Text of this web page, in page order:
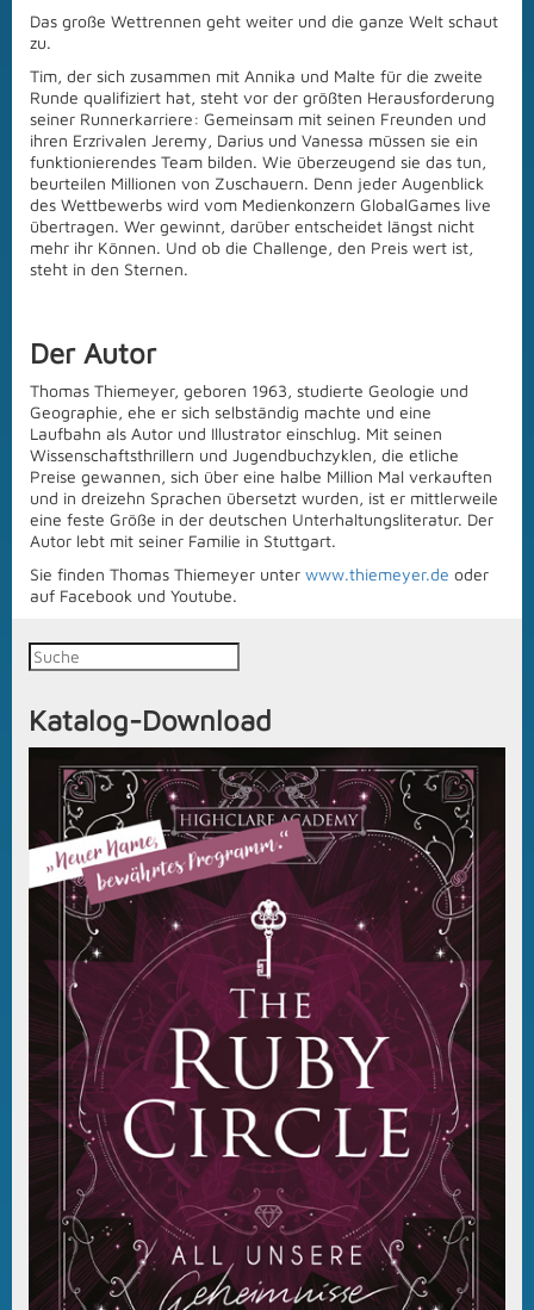
Das große Wettrennen geht weiter und die ganze Welt schaut
zu.
Tim, der sich zusammen mit Annika und Malte für die zweite
Runde qualifiziert hat, steht vor der größten Herausforderung
seiner Runnerkarriere: Gemeinsam mit seinen Freunden und
ihren Erzrivalen Jeremy, Darius und Vanessa müssen sie ein
funktionierendes Team bilden. Wie überzeugend sie das tun,
beurteilen Millionen von Zuschauern. Denn jeder Augenblick
des Wettbewerbs wird vom Medienkonzern GlobalGames live
übertragen. Wer gewinnt, darüber entscheidet längst nicht
mehr ihr Können. Und ob die Challenge, den Preis wert ist,
steht in den Sternen.
Der Autor
Thomas Thiemeyer, geboren 1963, studierte Geologie und
Geographie, ehe er sich selbständig machte und eine
Laufbahn als Autor und Illustrator einschlug. Mit seinen
Wissenschaftsthrillern und Jugendbuchzyklen, die etliche
Preise gewannen, sich über eine halbe Million Mal verkauften
und in dreizehn Sprachen übersetzt wurden, ist er mittlerweile
eine feste Größe in der deutschen Unterhaltungsliteratur. Der
Autor lebt mit seiner Familie in Stuttgart.
Sie finden Thomas Thiemeyer unter www.thiemeyer.de oder
auf Facebook und Youtube.
Katalog-Download